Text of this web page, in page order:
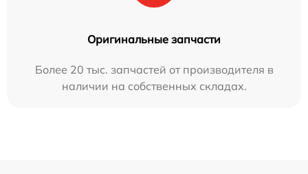
Оригинальные запчасти
Более 20 тыс. запчастей от производителя в
наличии на собственных складах.